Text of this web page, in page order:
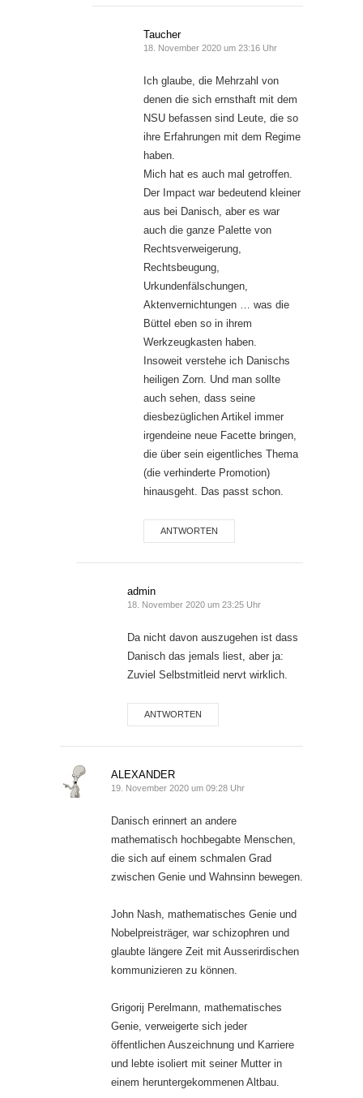
Taucher
18. November 2020 um 23:16 Uhr
Ich glaube, die Mehrzahl von
denen die sich ernsthaft mit dem
NSU befassen sind Leute, die so
ihre Erfahrungen mit dem Regime
haben.
Mich hat es auch mal getroffen.
Der Impact war bedeutend kleiner
aus bei Danisch, aber es war
auch die ganze Palette von
Rechtsverweigerung,
Rechtsbeugung,
Urkundenfälschungen,
Aktenvernichtungen … was die
Büttel eben so in ihrem
Werkzeugkasten haben.
Insoweit verstehe ich Danischs
heiligen Zorn. Und man sollte
auch sehen, dass seine
diesbezüglichen Artikel immer
irgendeine neue Facette bringen,
die über sein eigentliches Thema
(die verhinderte Promotion)
hinausgeht. Das passt schon.
ANTWORTEN
admin
18. November 2020 um 23:25 Uhr
Da nicht davon auszugehen ist dass
Danisch das jemals liest, aber ja:
Zuviel Selbstmitleid nervt wirklich.
ANTWORTEN
ALEXANDER
19. November 2020 um 09:28 Uhr
Danisch erinnert an andere
mathematisch hochbegabte Menschen,
die sich auf einem schmalen Grad
zwischen Genie und Wahnsinn bewegen.
John Nash, mathematisches Genie und
Nobelpreisträger, war schizophren und
glaubte längere Zeit mit Ausserirdischen
kommunizieren zu können.
Grigorij Perelmann, mathematisches
Genie, verweigerte sich jeder
öffentlichen Auszeichnung und Karriere
und lebte isoliert mit seiner Mutter in
einem heruntergekommenen Altbau.